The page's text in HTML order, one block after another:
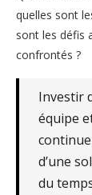
quelles sont
sont les défis
confrontés ?
Investir
équipe
continue
d’une
du